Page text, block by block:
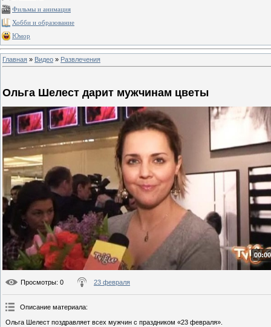
Фильмы и анимация
Хобби и образование
Юмор
Главная » Видео » Развлечения
Ольга Шелест дарит мужчинам цветы
Просмотры: 0 23 февраля
Описание материала:
Ольга Шелест поздравляет всех мужчин с праздником «23 февраля».